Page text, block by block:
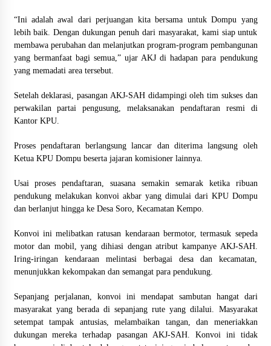
“Ini adalah awal dari perjuangan kita bersama untuk Dompu yang
lebih baik. Dengan dukungan penuh dari masyarakat, kami siap untuk
membawa perubahan dan melanjutkan program-program pembangunan
yang bermanfaat bagi semua,” ujar AKJ di hadapan para pendukung
yang memadati area tersebut.
Setelah deklarasi, pasangan AKJ-SAH didampingi oleh tim sukses dan
perwakilan partai pengusung, melaksanakan pendaftaran resmi di
Kantor KPU.
Proses pendaftaran berlangsung lancar dan diterima langsung oleh
Ketua KPU Dompu beserta jajaran komisioner lainnya.
Usai proses pendaftaran, suasana semakin semarak ketika ribuan
pendukung melakukan konvoi akbar yang dimulai dari KPU Dompu
dan berlanjut hingga ke Desa Soro, Kecamatan Kempo.
Konvoi ini melibatkan ratusan kendaraan bermotor, termasuk sepeda
motor dan mobil, yang dihiasi dengan atribut kampanye AKJ-SAH.
Iring-iringan kendaraan melintasi berbagai desa dan kecamatan,
menunjukkan kekompakan dan semangat para pendukung.
Sepanjang perjalanan, konvoi ini mendapat sambutan hangat dari
masyarakat yang berada di sepanjang rute yang dilalui. Masyarakat
setempat tampak antusias, melambaikan tangan, dan meneriakkan
dukungan mereka terhadap pasangan AKJ-SAH. Konvoi ini tidak